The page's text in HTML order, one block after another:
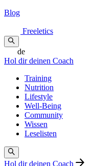
Blog
Freeletics
de
Hol dir deinen Coach
Training
Nutrition
Lifestyle
Well-Being
Community
Wissen
Leselisten
Hol dir deinen Coach